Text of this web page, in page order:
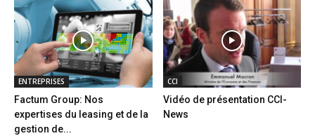
ENTREPRISES
Factum Group: Nos
expertises du leasing et de la
gestion de...
CCI
Vidéo de présentation CCI-
News